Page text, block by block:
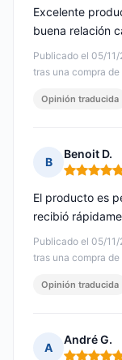
Publicado el 05/
tras una compra
Excelente
buena relación
Opinión traducida
B
Benoit D.
Nota: 5 de
Publicado el 05/
tras una compra
El producto es
recibió
Opinión traducida
A
André G.